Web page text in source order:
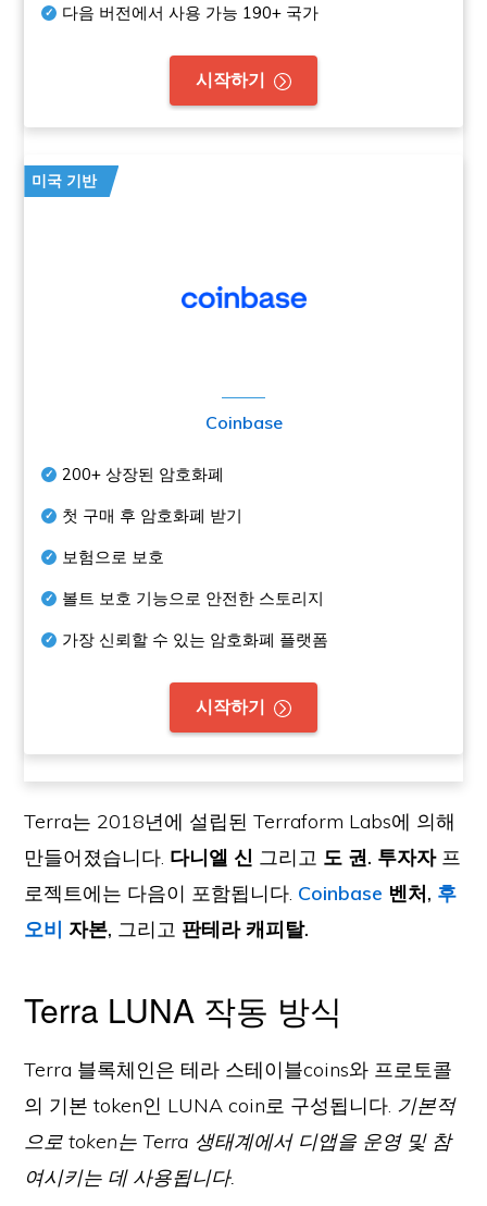
다음 버전에서 사용 가능 190+ 국가
시작하기
미국 기반
Coinbase
200+ 상장된 암호화폐
첫 구매 후 암호화폐 받기
보험으로 보호
볼트 보호 기능으로 안전한 스토리지
가장 신뢰할 수 있는 암호화폐 플랫폼
시작하기
Terra는 2018년에 설립된 Terraform Labs에 의해
만들어졌습니다. 다니엘 신 그리고 도 권. 투자자 프
로젝트에는 다음이 포함됩니다. Coinbase 벤처, 후
오비 자본, 그리고 판테라 캐피탈.
Terra LUNA 작동 방식
Terra 블록체인은 테라 스테이블coins와 프로토콜
의 기본 token인 LUNA coin로 구성됩니다. 기본적
으로 token는 Terra 생태계에서 디앱을 운영 및 참
여시키는 데 사용됩니다.